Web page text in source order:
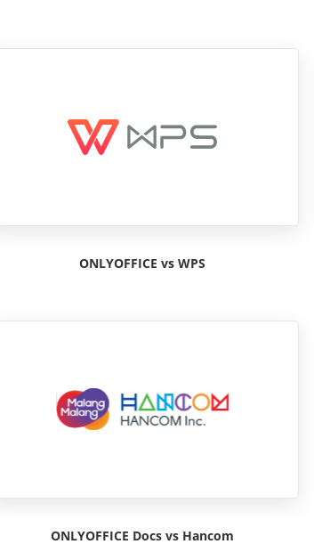
ONLYOFFICE vs WPS
ONLYOFFICE Docs vs Hancom